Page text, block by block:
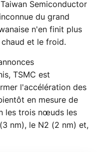
Semiconductor
du grand
n'en finit plus
et le froid.
TSMC est
l'accélération des
en mesure de
les trois nœuds les
nm), le N2 (2 nm) et,